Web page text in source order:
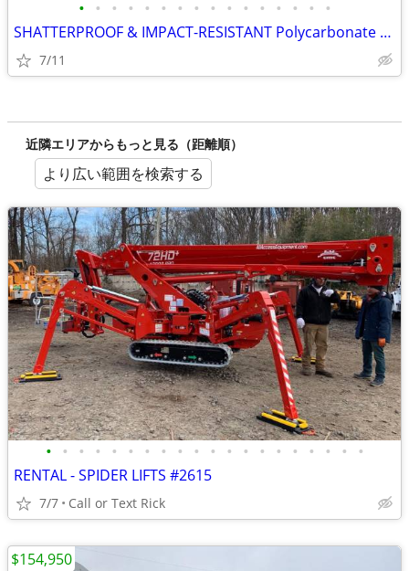
• • • • • • • • • • • • • • • •
SHATTERPROOF & IMPACT-RESISTANT Polycarbonate Skid Steer Door Kits
7/11
近隣エリアからもっと見る（距離順）
より広い範囲を検索する
• • • • • • • • • • • • • • • • • • • •
RENTAL - SPIDER LIFTS #2615
7/7 Call or Text Rick
$154,950